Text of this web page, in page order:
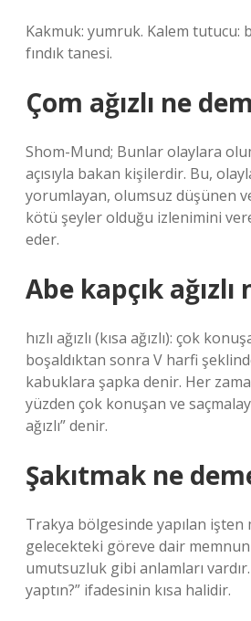
Kakmuk: yumruk. Kalem tutucu:
fındık tanesi.
Çom ağızlı ne
Shom-Mund; Bunlar olaylara
açısıyla bakan kişilerdir. Bu,
yorumlayan, olumsuz düşünen
kötü şeyler olduğu izlenimini
eder.
Abe kapçık
hızlı ağızlı (kısa ağızlı): çok
boşaldıktan sonra V harfi
kabuklara şapka denir. Her
yüzden çok konuşan ve
ağızlı” denir.
Şakıtmak ne
Trakya bölgesinde yapılan
gelecekteki göreve dair
umutsuzluk gibi anlamları
yaptın?” ifadesinin kısa halidir.